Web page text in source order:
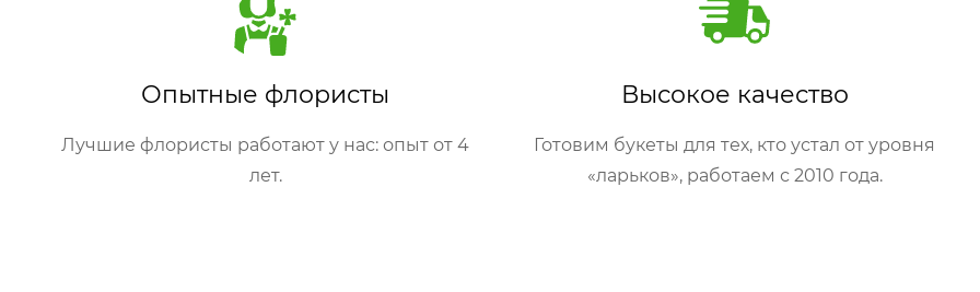
Опытные флористы
Лучшие флористы работают у нас: опыт от 4
лет.
Высокое качество
Готовим букеты для тех, кто устал от уровня
«ларьков», работаем с 2010 года.